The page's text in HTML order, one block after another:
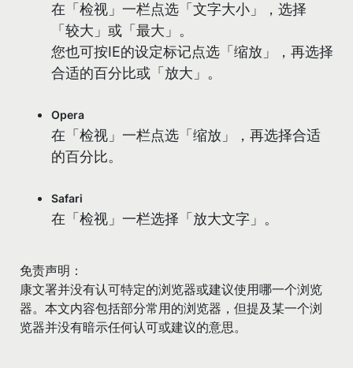
在「检视」一栏点选「文字大小」，选择
「较大」或「最大」。
您也可按IE的设定标记点选「缩放」，再选择
合适的百分比或「放大」。
Opera
在「检视」一栏点选「缩放」，再选择合适
的百分比。
Safari
在「检视」一栏选择「放大文字」。
免责声明：
康文署并没有认可特定的浏览器或建议使用哪一个浏览
器。本文内容包括部分常用的浏览器，但提及某一个浏
览器并没有暗示任何认可或建议的意思。